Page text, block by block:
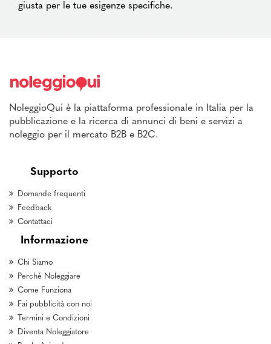
giusta per le tue esigenze specifiche.
NoleggioQui è la piattaforma professionale in Italia per la
pubblicazione e la ricerca di annunci di beni e servizi a
noleggio per il mercato B2B e B2C.
Supporto
Domande frequenti
Feedback
Contattaci
Informazione
Chi Siamo
Perché Noleggiare
Come Funziona
Fai pubblicità con noi
Termini e Condizioni
Diventa Noleggiatore